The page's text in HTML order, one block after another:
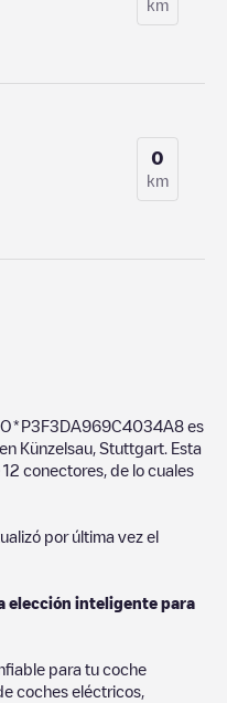
km
0
km
es
Künzelsau Stuttgart . Esta
12 conectores, de lo cuales
por última vez el
elección inteligente para
para tu coche
coches eléctricos,